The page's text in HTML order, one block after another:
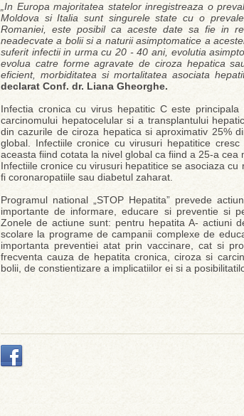
„In Europa majoritatea statelor inregistreaza o
Moldova si Italia sunt singurele state cu o
Romaniei, este posibil ca aceste date sa fie in
neadecvate a bolii si a naturii asimptomatice a
suferit infectii in urma cu 20 - 40 ani, evolutia
evolua catre forme agravate de ciroza hepatica
eficient, morbiditatea si mortalitatea asociata
declarat Conf. dr. Liana Gheorghe.
Infectia cronica cu virus hepatitic C este
carcinomului hepatocelular si a transplantului
din cazurile de ciroza hepatica si aproximativ 25%
global. Infectiile cronice cu virusuri hepatitice
aceasta fiind cotata la nivel global ca fiind a 25-a cea
Infectiile cronice cu virusuri hepatitice se asociaza
fi coronaropatiile sau diabetul zaharat.
Programul national „STOP Hepatita” prevede
importante de informare, educare si preventie si
Zonele de actiune sunt: pentru hepatita A- actiuni
scolare la programe de campanii complexe de
importanta preventiei atat prin vaccinare, cat si
frecventa cauza de hepatita cronica, ciroza si
bolii, de constientizare a implicatiilor ei si a